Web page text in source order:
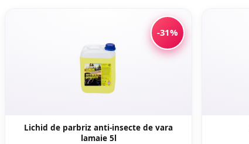
-31%
Lichid de parbriz anti-insecte de vara
lamaie 5l